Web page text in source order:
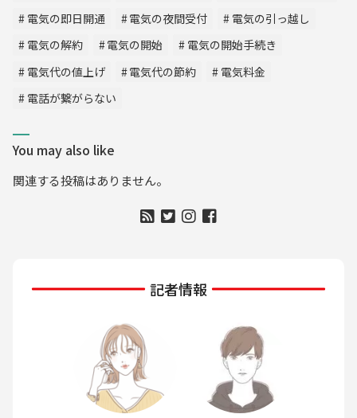
電気の即日開通
電気の夜間受付
電気の引っ越し
電気の解約
電気の開始
電気の開始手続き
電気代の値上げ
電気代の節約
電気料金
電話が繋がらない
You may also like
関連する投稿はありません。
記者情報